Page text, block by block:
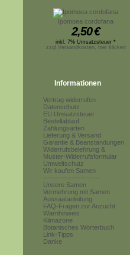
Ipomoea cordofana
2,50€
inkl. 7% Umsatzsteuer *
zzgl.Versandkosten, hier klicken
Informationen
Vertrag widerrufen
Datenschutz
EU Umsatzsteuer
Bestellablauf
Zahlungsarten
Lieferung & Versand
Garantie & Beanstandungen
Widerrufsbelehrung &
Muster-Widerrufsformular
Umweltschutz
Wir kaufen Samen
------------------------
Unsere Samen
Vermehrung mit Samen
Aussaatanleitung
FAQ-Fragen zur Anzucht
Warnhinweis
Klimazone
Botanisches Wörterbuch
Link-Tipps
Danke